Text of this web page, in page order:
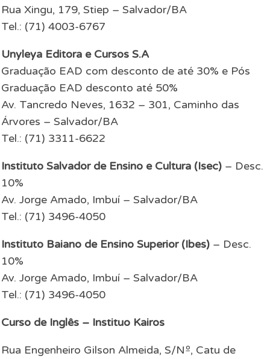
Rua Xingu, 179, Stiep – Salvador/BA
Tel.: (71) 4003-6767
Unyleya Editora e Cursos S.A
Graduação EAD com desconto de até 30% e Pós
Graduação EAD desconto até 50%
Av. Tancredo Neves, 1632 – 301, Caminho das
Árvores – Salvador/BA
Tel.: (71) 3311-6622
Instituto Salvador de Ensino e Cultura (Isec) – Desc.
10%
Av. Jorge Amado, Imbuí – Salvador/BA
Tel.: (71) 3496-4050
Instituto Baiano de Ensino Superior (Ibes) – Desc.
10%
Av. Jorge Amado, Imbuí – Salvador/BA
Tel.: (71) 3496-4050
Curso de Inglês – Instituo Kairos
Rua Engenheiro Gilson Almeida, S/Nº, Catu de